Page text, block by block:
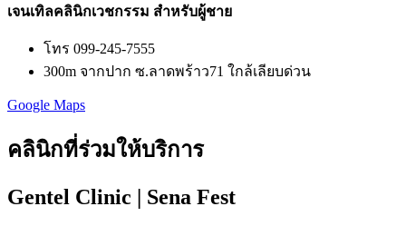
เจนเทิลคลินิกเวชกรรม สำหรับผู้ชาย
โทร 099-245-7555
300m จากปาก ซ.ลาดพร้าว71 ใกล้เลียบด่วน
Google Maps
คลินิกที่ร่วมให้บริการ
Gentel Clinic | Sena Fest